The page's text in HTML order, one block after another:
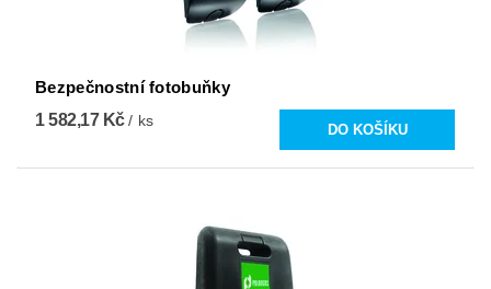
Bezpečnostní fotobuňky
1 582,17 Kč/ ks